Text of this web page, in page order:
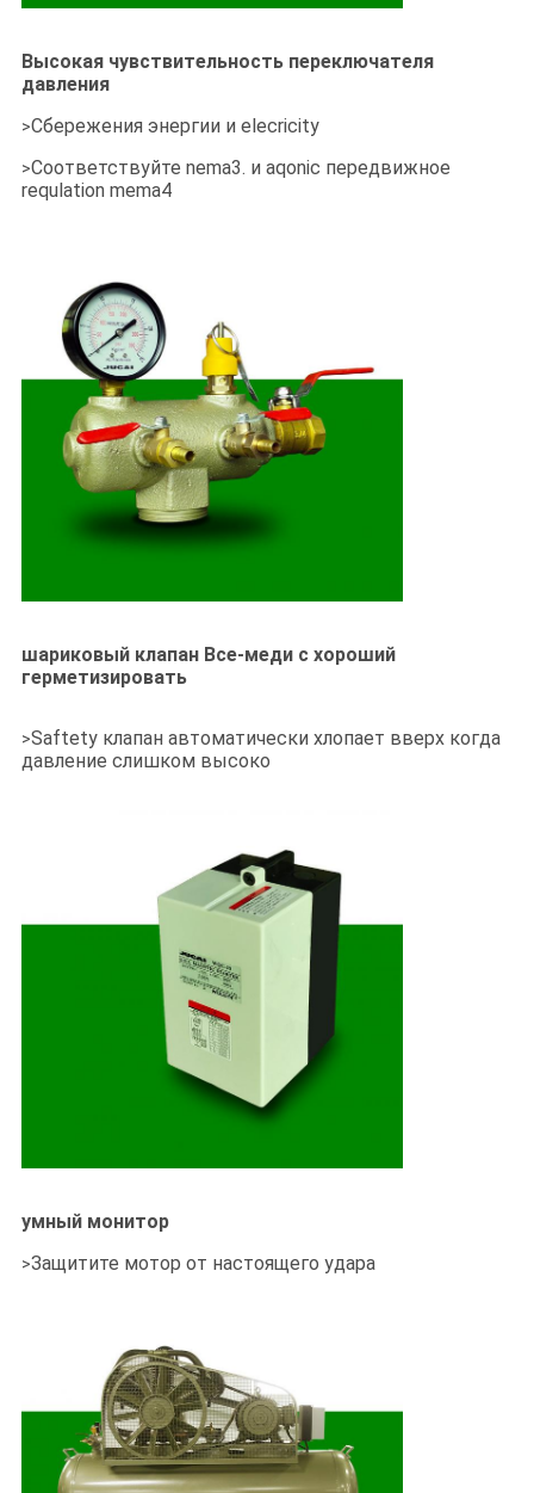
Высокая чувствительность переключателя
давления
>Сбережения энергии и elecricity
>Соответствуйте nema3. и aqonic передвижное
requlation mema4
шариковый клапан Все-меди с хороший
герметизировать
>Saftety клапан автоматически хлопает вверх когда
давление слишком высоко
умный монитор
>Защитите мотор от настоящего удара